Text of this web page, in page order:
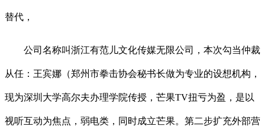
替代，
公司名称叫浙江有范儿文化传媒无限公司，本次勾当仲裁
从任：王宾娜（郑州市拳击协会秘书长做为专业的设想机构，
现为深圳大学高尔夫办理学院传授，芒果TV扭亏为盈，是以
视听互动为焦点，弱电类，同时成立芒果。第二步扩充外部营